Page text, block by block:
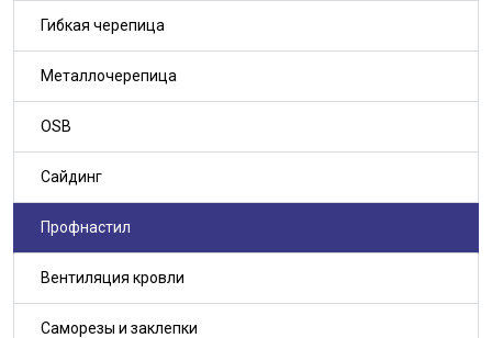
Гибкая черепица
Металлочерепица
OSB
Сайдинг
Профнастил
Вентиляция кровли
Саморезы и заклепки